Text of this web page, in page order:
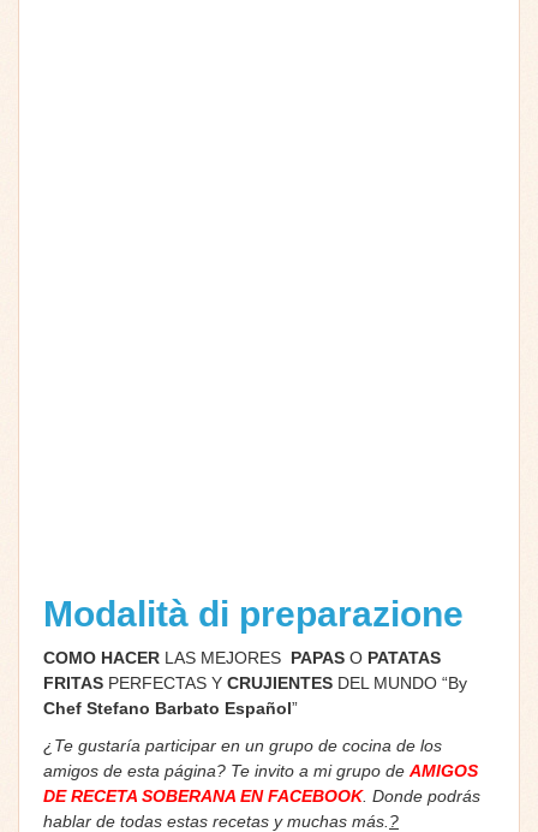
Modalità di preparazione
COMO HACER LAS MEJORES PAPAS O PATATAS
FRITAS PERFECTAS Y CRUJIENTES DEL MUNDO “By
Chef Stefano Barbato Español”
¿Te gustaría participar en un grupo de cocina de los
amigos de esta página? Te invito a mi grupo de AMIGOS
DE RECETA SOBERANA EN FACEBOOK. Donde podrás
hablar de todas estas recetas y muchas más. ?